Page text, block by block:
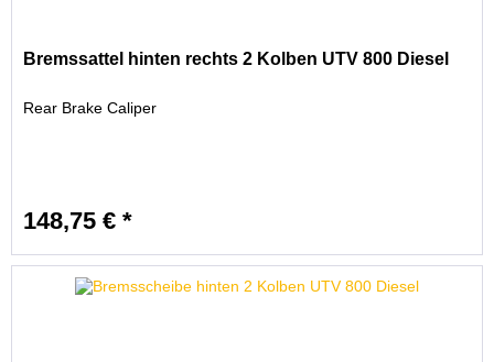
Bremssattel hinten rechts 2 Kolben UTV 800 Diesel
Rear Brake Caliper
148,75 € *